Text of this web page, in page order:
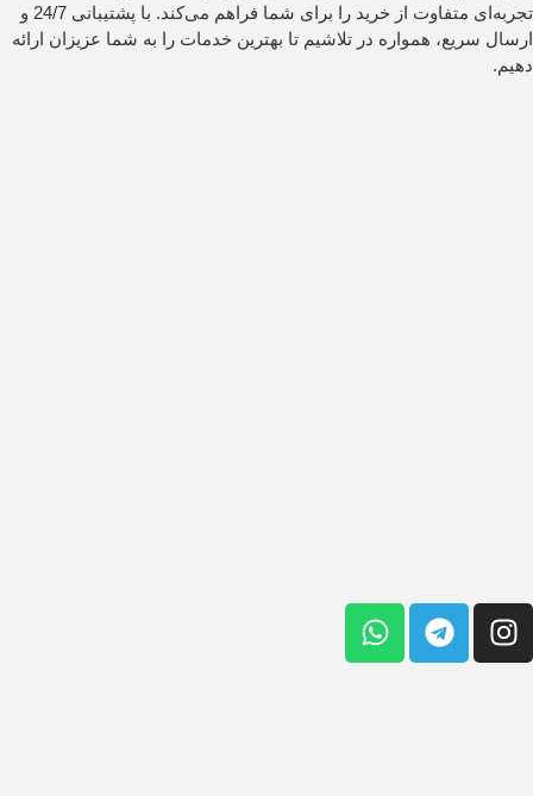
تجربه‌ای متفاوت از خرید را برای شما فراهم می‌کند. با پشتیبانی 24/7 و
ارسال سریع، همواره در تلاشیم تا بهترین خدمات را به شما عزیزان ارائه
دهیم.